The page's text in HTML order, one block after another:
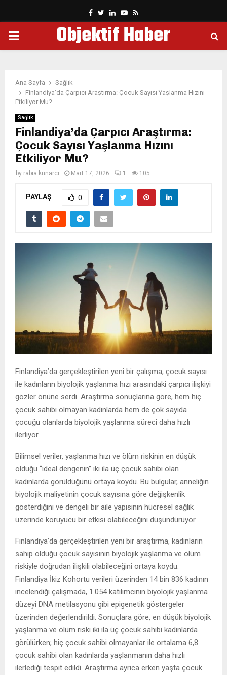
Facebook
Twitter
LinkedinYoutube
Rss
PRIMARYObjektif Haber
Ana Sayfa
Sağlık
Finlandiya’da Çarpıcı Araştırma: Çocuk Sayısı Yaşlanma Hızını
Etkiliyor Mu?
Sağlık
Finlandiya’da Çarpıcı Araştırma:
Çocuk Sayısı Yaşlanma Hızını
Etkiliyor Mu?
by rabia kunarci Mart 17, 2026 1 105
PAYLAŞ 0
Finlandiya’da gerçekleştirilen yeni bir çalışma, çocuk sayısı
ile kadınların biyolojik yaşlanma hızı arasındaki çarpıcı ilişkiyi
gözler önüne serdi. Araştırma sonuçlarına göre, hem hiç
çocuk sahibi olmayan kadınlarda hem de çok sayıda
çocuğu olanlarda biyolojik yaşlanma süreci daha hızlı
ilerliyor.
Bilimsel veriler, yaşlanma hızı ve ölüm riskinin en düşük
olduğu “ideal dengenin” iki ila üç çocuk sahibi olan
kadınlarda görüldüğünü ortaya koydu. Bu bulgular, anneliğin
biyolojik maliyetinin çocuk sayısına göre değişkenlik
gösterdiğini ve dengeli bir aile yapısının hücresel sağlık
üzerinde koruyucu bir etkisi olabileceğini düşündürüyor.
Finlandiya’da gerçekleştirilen yeni bir araştırma, kadınların
sahip olduğu çocuk sayısının biyolojik yaşlanma ve ölüm
riskiyle doğrudan ilişkili olabileceğini ortaya koydu.
Finlandiya İkiz Kohortu verileri üzerinden 14 bin 836 kadının
incelendiği çalışmada, 1.054 katılımcının biyolojik yaşlanma
düzeyi DNA metilasyonu gibi epigenetik göstergeler
üzerinden değerlendirildi. Sonuçlara göre, en düşük biyolojik
yaşlanma ve ölüm riski iki ila üç çocuk sahibi kadınlarda
görülürken; hiç çocuk sahibi olmayanlar ile ortalama 6,8
çocuk sahibi olan kadınlarda yaşlanmanın daha hızlı
ilerlediği tespit edildi. Araştırma ayrıca erken yaşta çocuk